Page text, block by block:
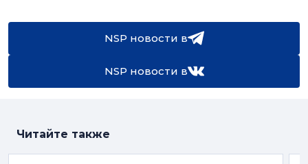
NSP новости в
NSP новости в
Читайте также